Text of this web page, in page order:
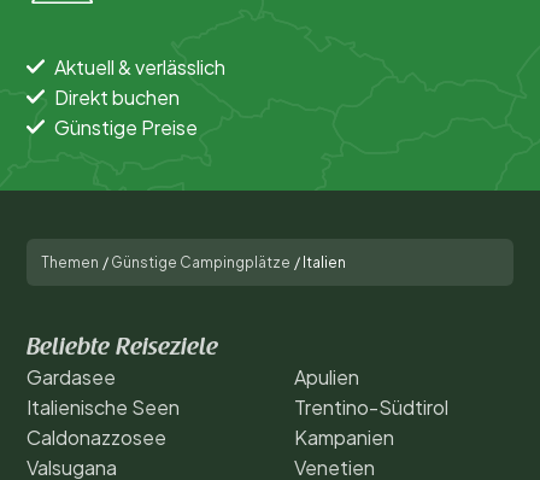
Aktuell & verlässlich
Direkt buchen
Günstige Preise
Themen / Günstige Campingplätze / Italien
Beliebte Reiseziele
Gardasee
Italienische Seen
Caldonazzosee
Valsugana
Apulien
Trentino-Südtirol
Kampanien
Venetien